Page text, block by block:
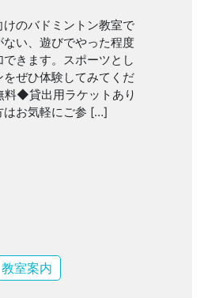
のバドミントン教室で
い、遊びでやった程度
きます。スポーツとし
ぜひ体験してみてくだ
◆貸出用ラケットあり
はお気軽にご参 […]
教室案内